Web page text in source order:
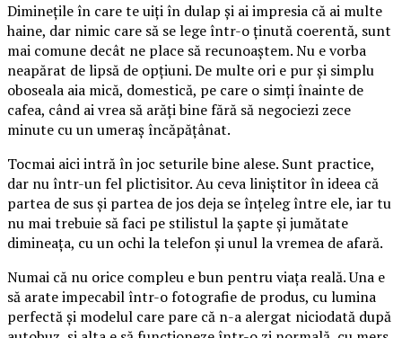
Diminețile în care te uiți în dulap și ai impresia că ai multe
haine, dar nimic care să se lege într-o ținută coerentă, sunt
mai comune decât ne place să recunoaștem. Nu e vorba
neapărat de lipsă de opțiuni. De multe ori e pur și simplu
oboseala aia mică, domestică, pe care o simți înainte de
cafea, când ai vrea să arăți bine fără să negociezi zece
minute cu un umeraș încăpățânat.
Tocmai aici intră în joc seturile bine alese. Sunt practice,
dar nu într-un fel plictisitor. Au ceva liniștitor în ideea că
partea de sus și partea de jos deja se înțeleg între ele, iar tu
nu mai trebuie să faci pe stilistul la șapte și jumătate
dimineața, cu un ochi la telefon și unul la vremea de afară.
Numai că nu orice compleu e bun pentru viața reală. Una e
să arate impecabil într-o fotografie de produs, cu lumina
perfectă și modelul care pare că n-a alergat niciodată după